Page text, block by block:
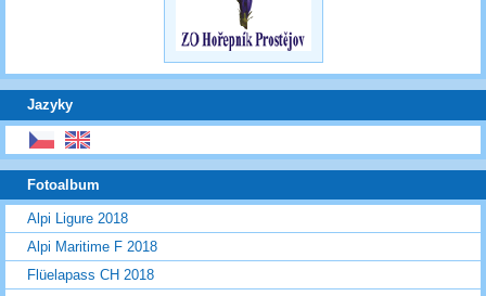
Jazyky
Fotoalbum
Alpi Ligure 2018
Alpi Maritime F 2018
Flüelapass CH 2018